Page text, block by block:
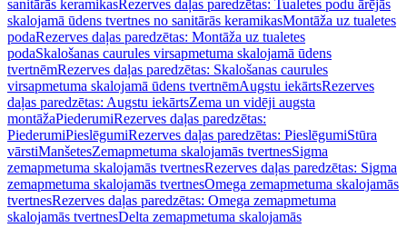
sanitārās keramikasRezerves daļas paredzētas: Tualetes podu ārējās
skalojamā ūdens tvertnes no sanitārās keramikasMontāža uz tualetes
podaRezerves daļas paredzētas: Montāža uz tualetes
podaSkalošanas caurules virsapmetuma skalojamā ūdens
tvertnēmRezerves daļas paredzētas: Skalošanas caurules
virsapmetuma skalojamā ūdens tvertnēmAugstu iekārtsRezerves
daļas paredzētas: Augstu iekārtsZema un vidēji augsta
montāžaPiederumiRezerves daļas paredzētas:
PiederumiPieslēgumiRezerves daļas paredzētas: PieslēgumiStūra
vārstiManšetesZemapmetuma skalojamās tvertnesSigma
zemapmetuma skalojamās tvertnesRezerves daļas paredzētas: Sigma
zemapmetuma skalojamās tvertnesOmega zemapmetuma skalojamās
tvertnesRezerves daļas paredzētas: Omega zemapmetuma
skalojamās tvertnesDelta zemapmetuma skalojamās